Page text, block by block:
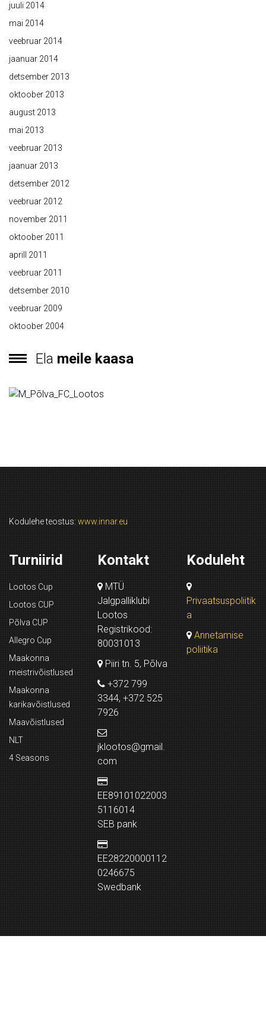
juuli 2014
mai 2014
veebruar 2014
jaanuar 2014
detsember 2013
oktoober 2013
august 2013
mai 2013
veebruar 2013
jaanuar 2013
detsember 2012
veebruar 2012
november 2011
oktoober 2011
aprill 2011
veebruar 2011
detsember 2010
veebruar 2009
oktoober 2004
Ela meile kaasa
Kodulehe teostus: www.innar.eu
Turniirid
Lootos Cup
Lootos CUP
Põlva CUP
Allegro Cup
Maakonna
meistrivõistlused
Maakonna
karikavõistlused
Maavõistlused
NLT
4 Seasons
Kontakt
MTÜ
Jalgpalliklubi
Lootos
Registrikood:
80031013
Piiri tn. 5, Põlva
+372 799
3344, +372 525
7926
jklootos@gmail.
com
EE89101022003
5116014
SEB pank
EE28220000112
0246675
Swedbank
Koduleht
Privaatsuspoliitik
a
Annetamise
poliitika